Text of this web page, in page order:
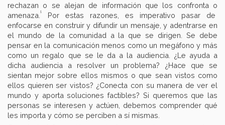
rechazan o se alejan de información que los confronta o
amenaza. ¹
Por estas razones, es imperativo pasar de
enfocarse en construir y difundir un mensaje, y adentrarse en
el mundo de la comunidad a la que se dirigen. Se debe
pensar en la comunicación menos como un megáfono y más
como un regalo que se le da a la audiencia. ¿Le ayuda a
dicha audiencia a resolver un problema? ¿Hace que se
sientan mejor sobre ellos mismos o que sean vistos como
ellos quieren ser vistos? ¿Conecta con su manera de ver el
mundo y aporta soluciones factibles? Si queremos que las
personas se interesen y actúen, debemos comprender qué
les importa y cómo se perciben a sí mismas.